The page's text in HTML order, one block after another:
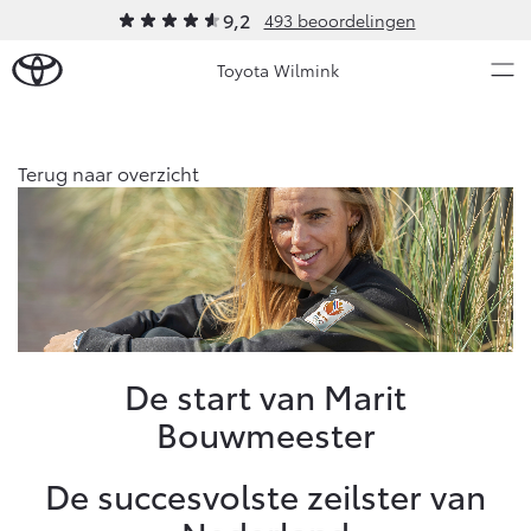
9,2 493 beoordelingen
Toyota Wilmink
Ons bedrijf
Ons bedrijf
Contact en Route
Vacatures
Klantbeoordelingen
Modellen
HYBRIDE
Vanaf € 23.750,-
Yaris
HYBRIDE
Vanaf € 27.195,-
Occasions
Diensten
Terug naar overzicht
De start van Marit
Bouwmeester
De succesvolste zeilster van